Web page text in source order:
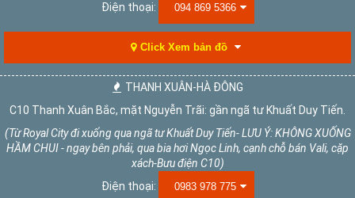
Điện thoại:
094 869 5366
Click Xem bản đồ
THANH XUÂN-HÀ ĐÔNG
C10 Thanh Xuân Bắc, mặt Nguyễn Trãi: gần ngã tư Khuất Duy Tiến.
(Từ Royal City đi xuống qua ngã tư Khuất Duy Tiến- LƯU Ý: KHÔNG XUỐNG
HẦM CHUI - ngay bên phải, qua bia hơi Ngọc Linh, cạnh chỗ bán Vali, cặp
xách-Bưu điện C10)
Điện thoại:
0983 978 775